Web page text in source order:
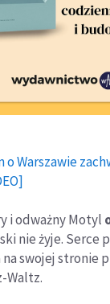
Warszawie
i odważny Motyl
nie żyje. Serce
na swojej stronie
Waltz.